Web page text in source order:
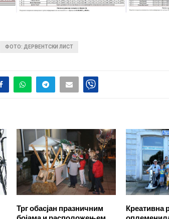
ФОТО: ДЕРВЕНТСКИ ЛИСТ
Трг обасјан празничним
Креативна